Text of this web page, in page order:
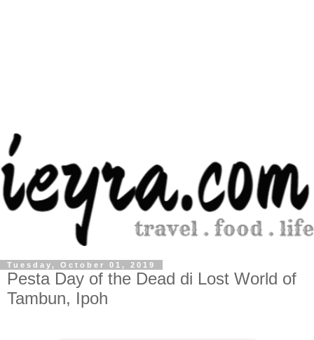
Tuesday, October 01, 2019
Pesta Day of the Dead di Lost World of
Tambun, Ipoh